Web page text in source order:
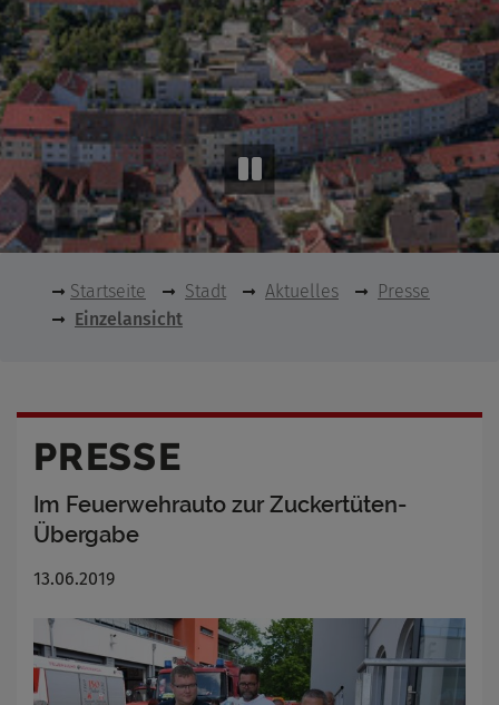
Startseite Stadt Aktuelles
Presse
Einzelansicht
PRESSE
Im Feuerwehrauto zur Zuckertüten-
Übergabe
13.06.2019